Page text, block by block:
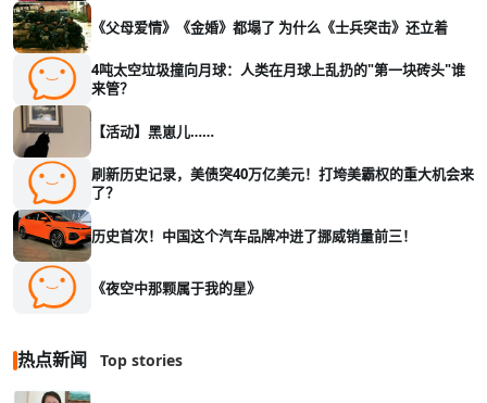
《父母爱情》《金婚》都塌了 为什么《士兵突击》还立着
4吨太空垃圾撞向月球：人类在月球上乱扔的"第一块砖头"谁
来管？
【活动】黑崽儿……
刷新历史记录，美债突40万亿美元！打垮美霸权的重大机会来
了？
历史首次！中国这个汽车品牌冲进了挪威销量前三！
《夜空中那颗属于我的星》
热点新闻 Top stories